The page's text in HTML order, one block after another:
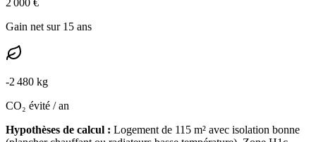
2 000 €
Gain net sur 15 ans
-2 480 kg
CO₂ évité / an
Hypothèses de calcul : Logement de 115 m² avec isolation bonne